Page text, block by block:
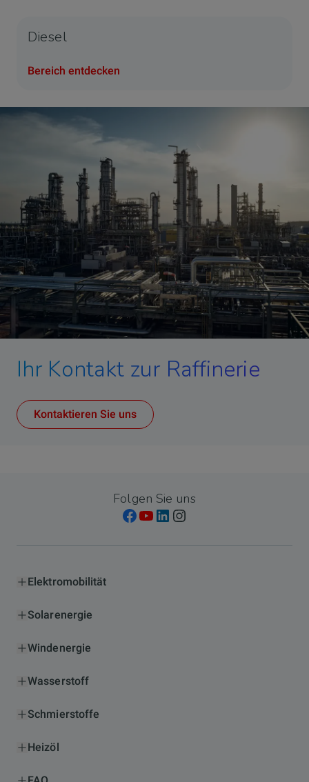
Diesel
Bereich entdecken
Ihr Kontakt zur Raffinerie
Kontaktieren Sie uns
Folgen Sie uns
Elektromobilität
Solarenergie
Windenergie
Wasserstoff
Schmierstoffe
Heizöl